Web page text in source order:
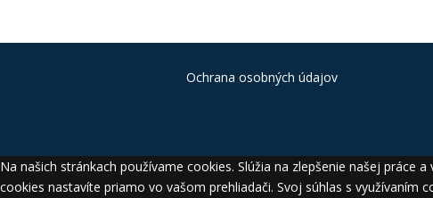
Ochrana osobných údajov
Na našich stránkach používame cookies. Slúžia na zlepšenie našej práce
cookies nastavíte priamo vo vašom prehliadači. Svoj súhlas s využívaním